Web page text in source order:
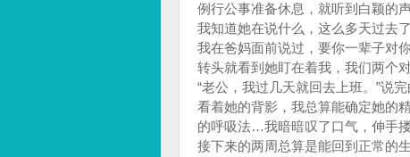
例行公事准备休息，就听到白颖的
我知道她在说什么，这么多天过去
我在爸妈面前说过，要你一辈子对
转头就看到她盯在着我，我们两个
“老公，我过几天就回去上班。”说
看着她的背影，我总算能确定她的
的呼吸法…我暗暗叹了口气，伸手
接下来的两周总算是能回到正常的